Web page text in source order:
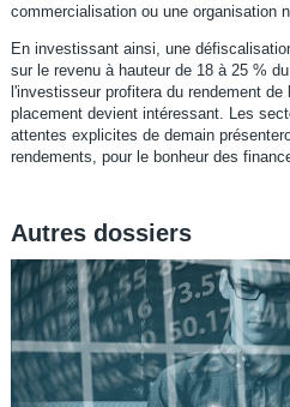
commercialisation ou une organisation
En investissant ainsi, une
sur le revenu à hauteur de 18 à 25 %
l'investisseur profitera du rendement
placement devient intéressant. Les
attentes explicites de demain
rendements, pour le bonheur des
Autres dossiers